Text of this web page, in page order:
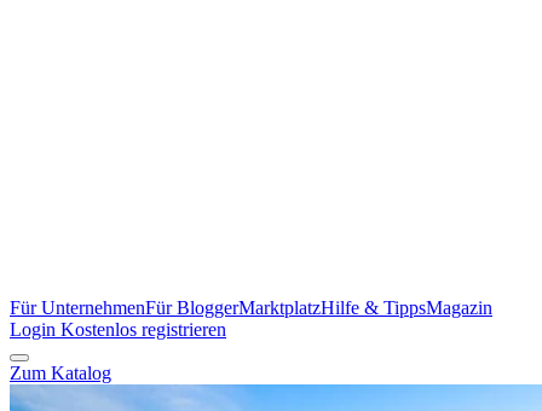
Für UnternehmenFür BloggerMarktplatzHilfe & TippsMagazin
Login Kostenlos registrieren
Zum Katalog